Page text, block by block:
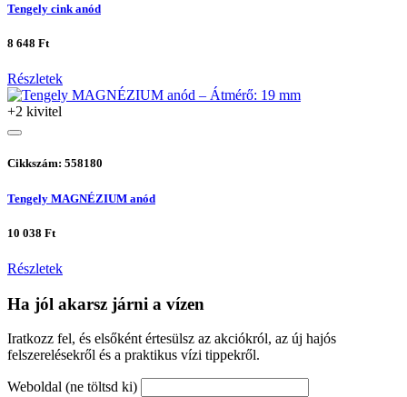
Tengely cink anód
8 648 Ft
Részletek
+2 kivitel
Cikkszám: 558180
Tengely MAGNÉZIUM anód
10 038 Ft
Részletek
Ha jól akarsz járni a vízen
Iratkozz fel, és elsőként értesülsz az akciókról, az új hajós
felszerelésekről és a praktikus vízi tippekről.
Weboldal (ne töltsd ki)